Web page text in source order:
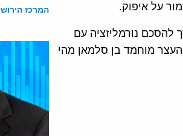
על איפוק.
להסכם נורמליזציה עם
מוחמד בן סלמאן מהי
המרכז